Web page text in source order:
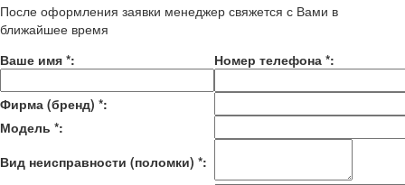
После оформления заявки менеджер свяжется с Вами в
ближайшее время
Ваше имя *: Номер телефона *:
Фирма (бренд) *:
Модель *:
Вид неисправности (поломки) *: